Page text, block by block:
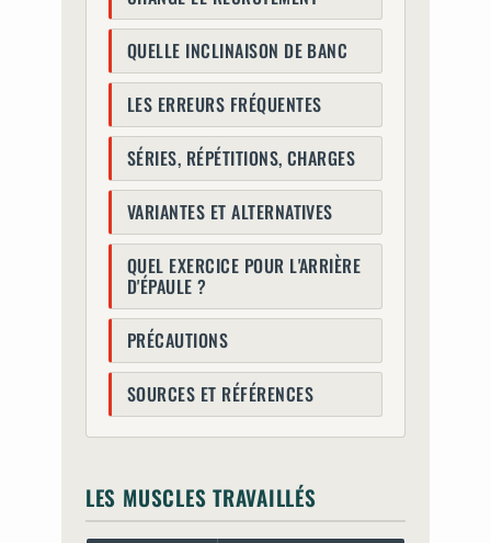
QUELLE INCLINAISON DE BANC
LES ERREURS FRÉQUENTES
SÉRIES, RÉPÉTITIONS, CHARGES
VARIANTES ET ALTERNATIVES
QUEL EXERCICE POUR L'ARRIÈRE
D'ÉPAULE ?
PRÉCAUTIONS
SOURCES ET RÉFÉRENCES
LES MUSCLES TRAVAILLÉS